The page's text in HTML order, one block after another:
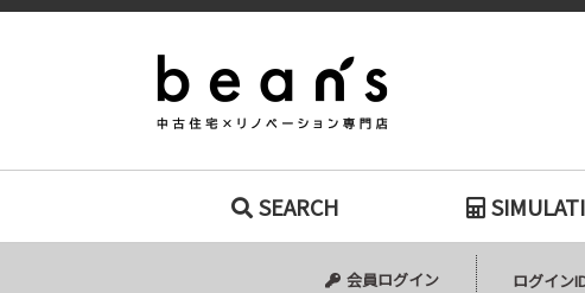
販売物件検索｜枚方
SEARCH
中古マンション
中古一戸建て
新築一戸建て
土地
会員ログイン ログイン